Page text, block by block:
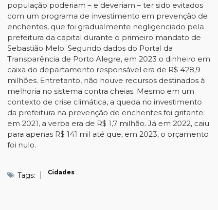
população poderiam – e deveriam – ter sido evitados
com um programa de investimento em prevenção de
enchentes, que foi gradualmente negligenciado pela
prefeitura da capital durante o primeiro mandato de
Sebastião Melo. Segundo dados do Portal da
Transparência de Porto Alegre, em 2023 o dinheiro em
caixa do departamento responsável era de R$ 428,9
milhões. Entretanto, não houve recursos destinados à
melhoria no sistema contra cheias. Mesmo em um
contexto de crise climática, a queda no investimento
da prefeitura na prevenção de enchentes foi gritante:
em 2021, a verba era de R$ 1,7 milhão. Já em 2022, caiu
para apenas R$ 141 mil até que, em 2023, o orçamento
foi nulo.
Tags: Cidades